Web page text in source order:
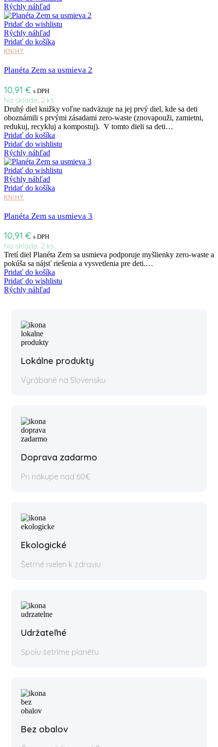
Rýchly náhľad
Pridať do wishlistu
Rýchly náhľad
Pridať do košíka
KNIHY
Planéta Zem sa usmieva 2
10,91 € s DPH
Na sklade, 2 ks
Druhý diel knižky voľne nadväzuje na jej prvý diel, kde sa deti
oboznámili s prvými zásadami zero-waste (znovapouži, zamietni,
redukuj, recykluj a kompostuj). V tomto dieli sa deti…
Pridať do košíka
Pridať do wishlistu
Rýchly náhľad
Pridať do wishlistu
Rýchly náhľad
Pridať do košíka
KNIHY
Planéta Zem sa usmieva 3
10,91 € s DPH
Na sklade, 2 ks
Tretí diel Planéta Zem sa usmieva podporuje myšlienky zero-waste a
pokúša sa nájsť riešenia a vysvetlenia pre deti.…
Pridať do košíka
Pridať do wishlistu
Rýchly náhľad
Lokálne produkty
Výrábané na Slovensku
Doprava zadarmo
Pri nákupe nad 60€
Ekologické
Šetrné nielen k zdraviu
Udržateľné
Spolu šetríme planétu
Bez obalov